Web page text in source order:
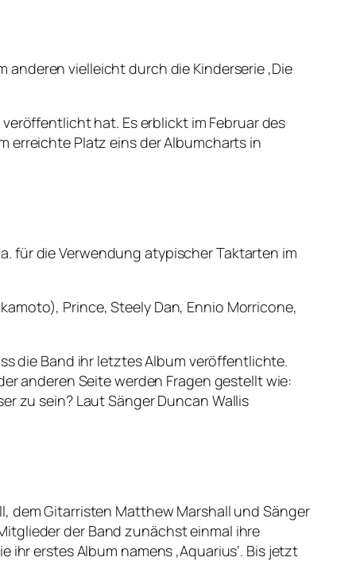
vielleicht durch die Kinderserie ‚Die
hat. Es erblickt im Februar des
erreichte Platz eins der Albumcharts in
für die Verwendung atypischer Taktarten im
Prince, Steely Dan, Ennio Morricone,
die Band ihr letztes Album veröffentlichte.
anderen Seite werden Fragen gestellt wie:
zu sein? Laut Sänger Duncan Wallis
dem Gitarristen Matthew Marshall und Sänger
der Band zunächst einmal ihre
erstes Album namens ‚Aquarius‘. Bis jetzt